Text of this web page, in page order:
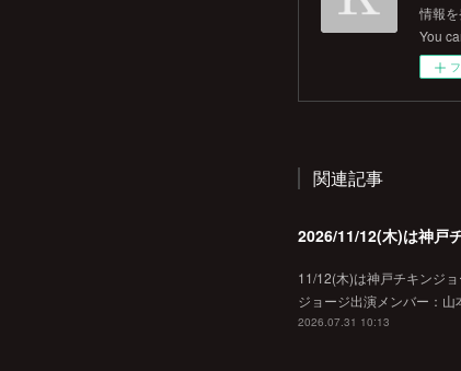
情報
You
関連記事
2026/11/12(木)は神戸
11/12(木)は神戸チキンジ
ジョージ出演メンバー：
2026.07.31 10:13